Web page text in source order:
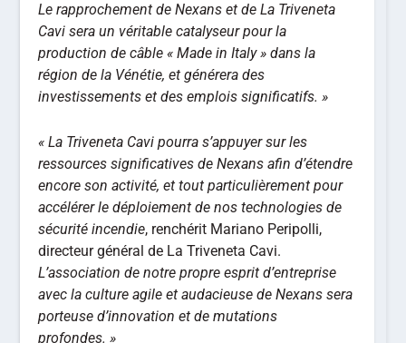
Le rapprochement de Nexans et de La Triveneta
Cavi sera un véritable catalyseur pour la
production de câble « Made in Italy » dans la
région de la Vénétie, et générera des
investissements et des emplois significatifs. »
« La Triveneta Cavi pourra s’appuyer sur les
ressources significatives de Nexans afin d’étendre
encore son activité, et tout particulièrement pour
accélérer le déploiement de nos technologies de
sécurité incendie, renchérit Mariano Peripolli,
directeur général de La Triveneta Cavi.
L’association de notre propre esprit d’entreprise
avec la culture agile et audacieuse de Nexans sera
porteuse d’innovation et de mutations
profondes. »